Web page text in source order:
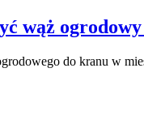
wąż
do kranu w